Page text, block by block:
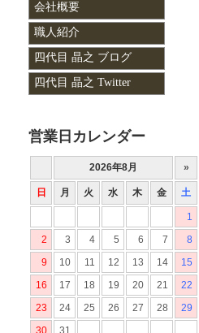
会社概要
職人紹介
四代目 晶之 ブログ
四代目 晶之 Twitter
営業日カレンダー